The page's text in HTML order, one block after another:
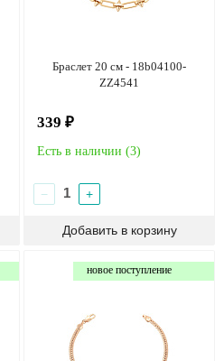
Браслет 20 см - 18b04100-
ZZ4541
339 ₽
Есть в наличии (3)
− +
новое поступление